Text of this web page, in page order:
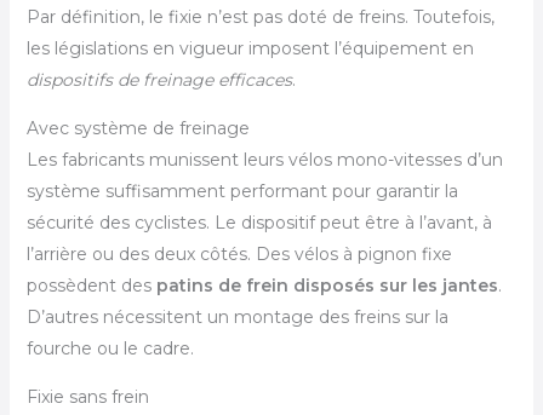
Par définition, le fixie n’est pas doté de freins. Toutefois,
les législations en vigueur imposent l’équipement en
dispositifs de freinage efficaces.
Avec système de freinage
Les fabricants munissent leurs vélos mono-vitesses d’un
système suffisamment performant pour garantir la
sécurité des cyclistes. Le dispositif peut être à l’avant, à
l’arrière ou des deux côtés. Des vélos à pignon fixe
possèdent des patins de frein disposés sur les jantes.
D’autres nécessitent un montage des freins sur la
fourche ou le cadre.
Fixie sans frein